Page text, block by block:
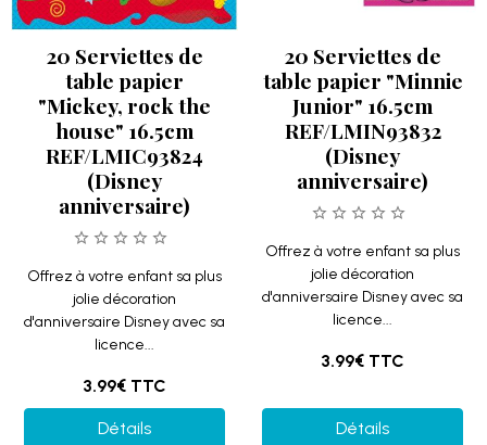
20 Serviettes de
table papier
"Mickey, rock the
house" 16.5cm
REF/LMIC93824
(Disney
anniversaire)
Offrez à votre enfant sa plus
jolie décoration
d'anniversaire Disney avec sa
licence...
3.99€ TTC
Détails
20 Serviettes de
table papier "Minnie
Junior" 16.5cm
REF/LMIN93832
(Disney
anniversaire)
Offrez à votre enfant sa plus
jolie décoration
d'anniversaire Disney avec sa
licence...
3.99€ TTC
Détails